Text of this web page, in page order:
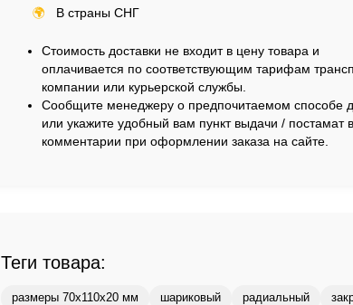
🌍 В страны СНГ
Стоимость доставки не входит в цену товара и
оплачивается по соответствующим тарифам
компании или курьерской службы.
Сообщите менеджеру о предпочитаемом способе
или укажите удобный вам пункт выдачи / постамат в
комментарии при оформлении заказа на сайте.
Теги товара:
размеры 70x110x20 мм шариковый радиальный